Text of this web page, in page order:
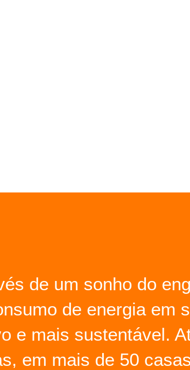
de um sonho do
de energia em
e mais sustentável.
em mais de 50